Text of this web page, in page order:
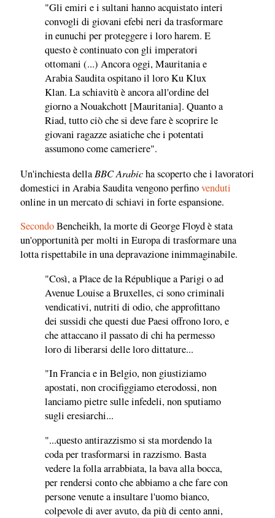
"Gli emiri e i sultani hanno acquistato interi
convogli di giovani efebi neri da trasformare
in eunuchi per proteggere i loro harem. E
questo è continuato con gli imperatori
ottomani (...) Ancora oggi, Mauritania e
Arabia Saudita ospitano il loro Ku Klux
Klan. La schiavitù è ancora all'ordine del
giorno a Nouakchott [Mauritania]. Quanto a
Riad, tutto ciò che si deve fare è scoprire le
giovani ragazze asiatiche che i potentati
assumono come cameriere".
Un'inchiesta della BBC Arabicha scoperto che i lavoratori
domestici in Arabia Saudita vengono perfinovenduti
online in un mercato di schiavi in forte espansione.
SecondoBencheikh, la morte di George Floyd è stata
un'opportunità per molti in Europa di trasformare una
lotta rispettabile in una depravazione inimmaginabile.
"Così, a Place de la République a Parigi o ad
Avenue Louise a Bruxelles, ci sono criminali
vendicativi, nutriti di odio, che approfittano
dei sussidi che questi due Paesi offrono loro, e
che attaccano il passato di chi ha permesso
loro di liberarsi delle loro dittature...
"In Francia e in Belgio, non giustiziamo
apostati, non crocifiggiamo eterodossi, non
lanciamo pietre sulle infedeli, non sputiamo
sugli eresiarchi...
"...questo antirazzismo si sta mordendo la
coda per trasformarsi in razzismo. Basta
vedere la folla arrabbiata, la bava alla bocca,
per rendersi conto che abbiamo a che fare con
persone venute a insultare l'uomo bianco,
colpevole di aver avuto, da più di cento anni,